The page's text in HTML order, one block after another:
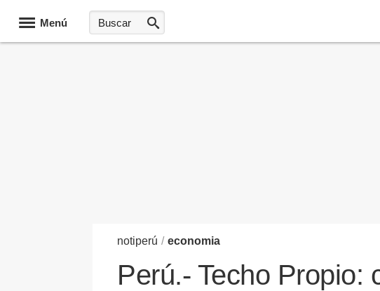
Menú
notiperú / economia
Perú.- Techo Propio: